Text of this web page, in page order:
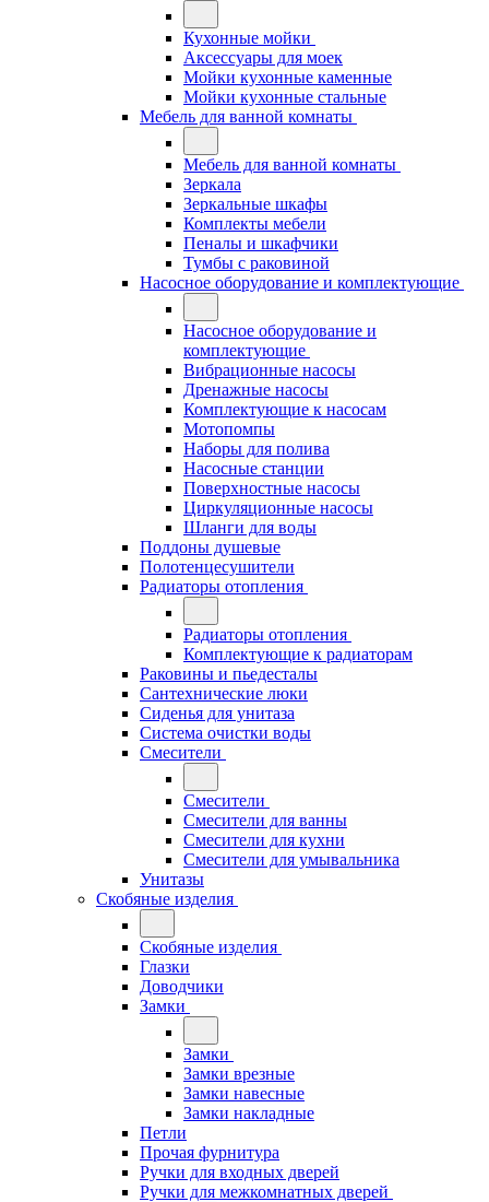
Кухонные мойки
Аксессуары для моек
Мойки кухонные каменные
Мойки кухонные стальные
Мебель для ванной комнаты
Мебель для ванной комнаты
Зеркала
Зеркальные шкафы
Комплекты мебели
Пеналы и шкафчики
Тумбы с раковиной
Насосное оборудование и комплектующие
Насосное оборудование и
комплектующие
Вибрационные насосы
Дренажные насосы
Комплектующие к насосам
Мотопомпы
Наборы для полива
Насосные станции
Поверхностные насосы
Циркуляционные насосы
Шланги для воды
Поддоны душевые
Полотенцесушители
Радиаторы отопления
Радиаторы отопления
Комплектующие к радиаторам
Раковины и пьедесталы
Сантехнические люки
Сиденья для унитаза
Система очистки воды
Смесители
Смесители
Смесители для ванны
Смесители для кухни
Смесители для умывальника
Унитазы
Скобяные изделия
Скобяные изделия
Глазки
Доводчики
Замки
Замки
Замки врезные
Замки навесные
Замки накладные
Петли
Прочая фурнитура
Ручки для входных дверей
Ручки для межкомнатных дверей